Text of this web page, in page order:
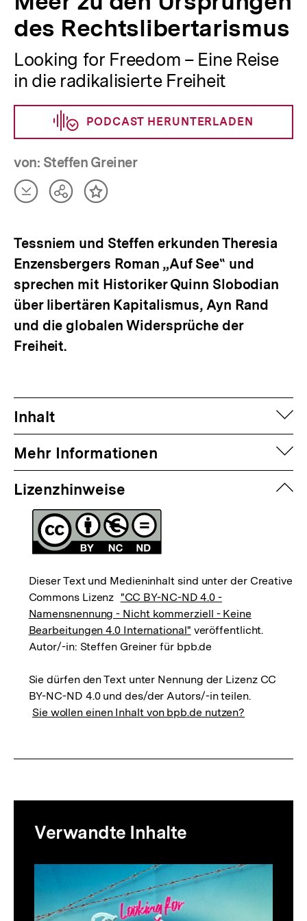
die
radikalisierte
Freiheit
bpb.de
des Rechtslibertarismus
Looking for Freedom – Eine Reise
in die radikalisierte Freiheit
PODCAST HERUNTERLADEN
von: Steffen Greiner
Artikel
herunterladen
TeilenInhalt
Tessniem und Steffen erkunden Theresia
Enzensbergers Roman „Auf See‟ und
sprechen mit Historiker Quinn Slobodian
über libertären Kapitalismus, Ayn Rand
und die globalen Widersprüche der
Freiheit.
Inhalt
Mehr Informationen
Lizenzhinweise
Dieser Text und Medieninhalt sind unter der Creative
Commons Lizenz "CC BY-NC-ND 4.0 -
Namensnennung - Nicht kommerziell - Keine
Bearbeitungen 4.0 International" veröffentlicht.
Autor/-in: Steffen Greiner für bpb.de
Sie dürfen den Text unter Nennung der Lizenz CC
BY-NC-ND 4.0 und des/der Autors/-in teilen.
Sie wollen einen Inhalt von bpb.de nutzen?
zur
Thematik
Verwandte Inhalte
Inhaltskarussell
überspringen